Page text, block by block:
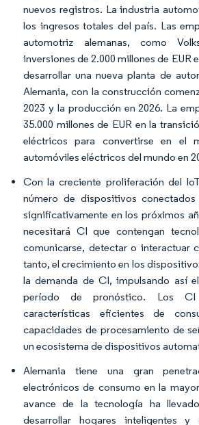
nuevos registros. La industria
los ingresos totales del país. Las
automotriz alemanas, como
inversiones de 2.000 millones de EUR
desarrollar una nueva planta de
Alemania, con la construcción
2023 y la producción en 2026. La
35.000 millones de EUR en la
eléctricos para convertirse en el
automóviles eléctricos del mundo en
Con la creciente proliferación del
número de dispositivos
significativamente en los próximos
necesitará CI que contengan
comunicarse, detectar o interactuar
tanto, el crecimiento en los
la demanda de CI, impulsando así
período de pronóstico. Los CI
características eficientes de
capacidades de procesamiento de
un ecosistema de dispositivos
Alemania tiene una gran
electrónicos de consumo en la
avance de la tecnología ha
desarrollar hogares inteligentes y